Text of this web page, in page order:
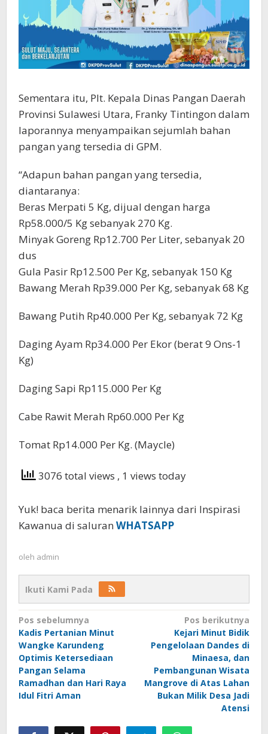
Sementara itu, Plt. Kepala Dinas Pangan Daerah
Provinsi Sulawesi Utara, Franky Tintingon dalam
laporannya menyampaikan sejumlah bahan
pangan yang tersedia di GPM.
“Adapun bahan pangan yang tersedia,
diantaranya:
Beras Merpati 5 Kg, dijual dengan harga
Rp58.000/5 Kg sebanyak 270 Kg.
Minyak Goreng Rp12.700 Per Liter, sebanyak 20
dus
Gula Pasir Rp12.500 Per Kg, sebanyak 150 Kg
Bawang Merah Rp39.000 Per Kg, sebanyak 68 Kg
Bawang Putih Rp40.000 Per Kg, sebanyak 72 Kg
Daging Ayam Rp34.000 Per Ekor (berat 9 Ons-1
Kg)
Daging Sapi Rp115.000 Per Kg
Cabe Rawit Merah Rp60.000 Per Kg
Tomat Rp14.000 Per Kg. (Maycle)
3076 total views , 1 views today
Yuk! baca berita menarik lainnya dari Inspirasi
Kawanua di saluran WHATSAPP
oleh admin
Ikuti Kami Pada
Navigasi
pos
Pos sebelumnya
Kadis Pertanian Minut
Wangke Karundeng
Optimis Ketersediaan
Pangan Selama
Ramadhan dan Hari Raya
Idul Fitri Aman
Pos berikutnya
Kejari Minut Bidik
Pengelolaan Dandes di
Minaesa, dan
Pembangunan Wisata
Mangrove di Atas Lahan
Bukan Milik Desa Jadi
Atensi